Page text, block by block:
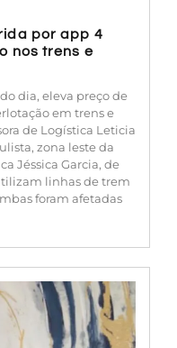
por app 4
nos trens e
dia, eleva preço de
em trens e
de Logística Leticia
zona leste da
Jéssica Garcia, de
linhas de trem
foram afetadas